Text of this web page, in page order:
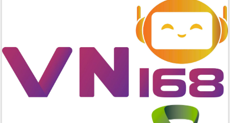
kiểm tra, chỉ đạo hoàn thành các dự
án cao tốc và thăm khu tái định cư tại
Đắk Lắk
Sôi nổi Hội đua ngựa truyền thống Gò
Thì Thùng mừng Xuân Bính Ngọ 2026